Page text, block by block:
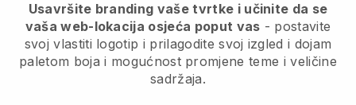
Usavršite branding vaše tvrtke i učinite da se
vaša web-lokacija osjeća poput vas - postavite
svoj vlastiti logotip i prilagodite svoj izgled i dojam
paletom boja i mogućnost promjene teme i veličine
sadržaja.